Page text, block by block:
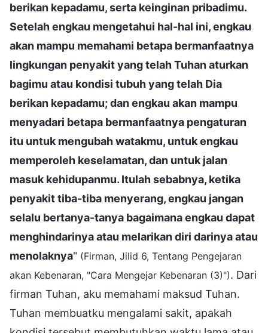
berikan kepadamu, serta keinginan pribadimu.
Setelah engkau mengetahui hal-hal ini, engkau
akan mampu memahami betapa bermanfaatnya
lingkungan penyakit yang telah Tuhan aturkan
bagimu atau kondisi tubuh yang telah Dia
berikan kepadamu; dan engkau akan mampu
menyadari betapa bermanfaatnya pengaturan
itu untuk mengubah watakmu, untuk engkau
memperoleh keselamatan, dan untuk jalan
masuk kehidupanmu. Itulah sebabnya, ketika
penyakit tiba-tiba menyerang, engkau jangan
selalu bertanya-tanya bagaimana engkau dapat
menghindarinya atau melarikan diri darinya atau
menolaknya" (Firman, Jilid 6, Tentang Pengejaran
akan Kebenaran, "Cara Mengejar Kebenaran (3)"). Dari
firman Tuhan, aku memahami maksud Tuhan.
Tuhan membuatku mengalami sakit, apakah